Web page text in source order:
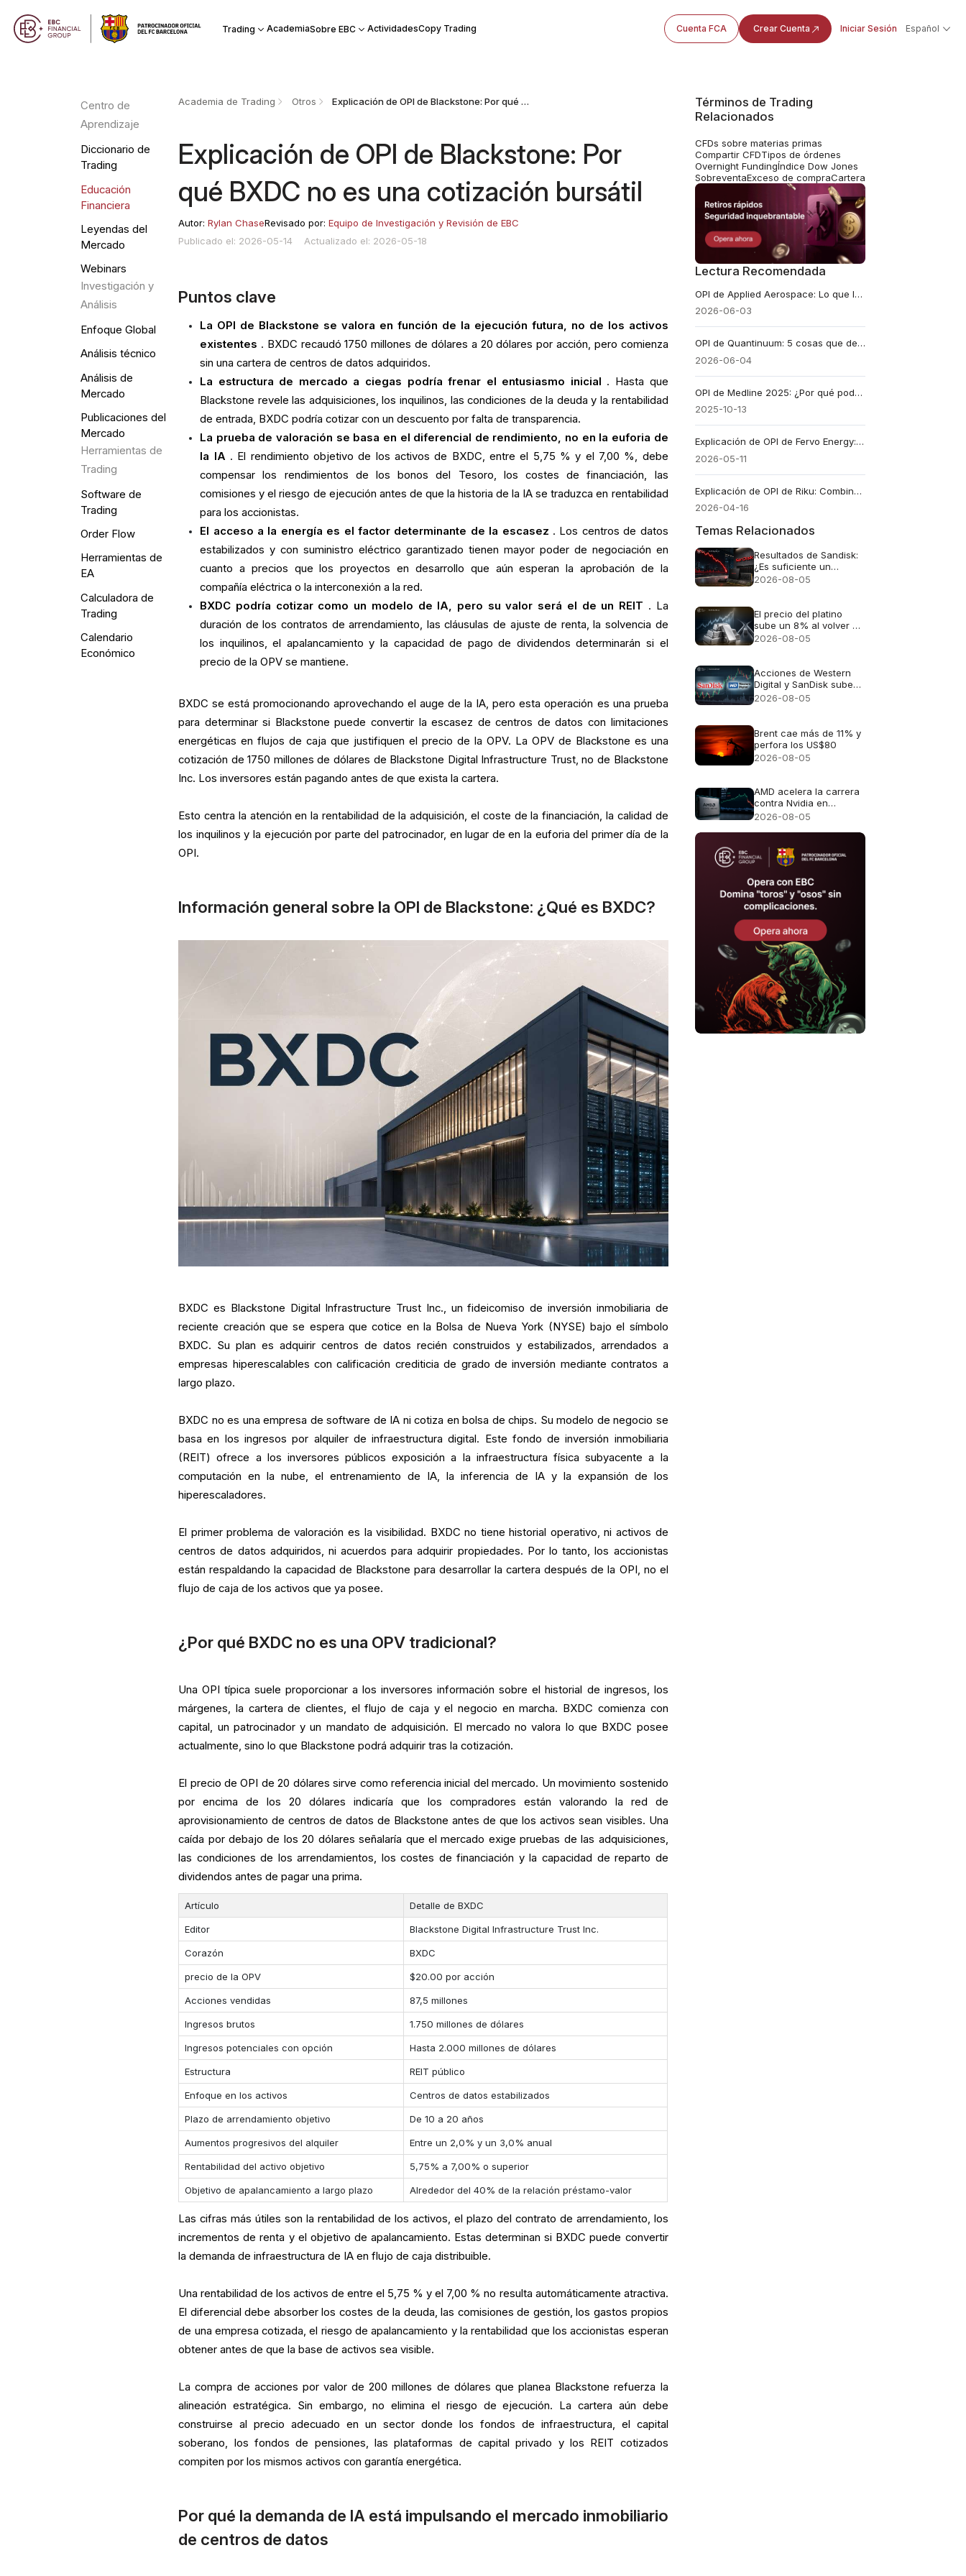
Trading AcademiaSobre EBC ActividadesCopy Trading Cuenta FCA Crear Cuenta Iniciar Sesión Español
Centro de
Aprendizaje
Diccionario de
Trading
Educación
Financiera
Leyendas del
Mercado
Webinars
Investigación y
Análisis
Enfoque Global
Análisis técnico
Análisis de
Mercado
Publicaciones del
Mercado
Herramientas de
Trading
Software de
Trading
Order Flow
Herramientas de
EA
Calculadora de
Trading
Calendario
Económico
Academia de Trading Otros Explicación de OPI de Blackstone: Por qué BXDC no es una cotización bursátil
Explicación de OPI de Blackstone: Por
qué BXDC no es una cotización bursátil
Autor:Rylan ChaseRevisado por:Equipo de Investigación y Revisión de EBC
Publicado el: 2026-05-14
Actualizado el: 2026-05-18
Puntos clave
La OPI de Blackstone se valora en función de la ejecución futura, no de los activos
existentes . BXDC recaudó 1750 millones de dólares a 20 dólares por acción, pero comienza
sin una cartera de centros de datos adquiridos.
La estructura de mercado a ciegas podría frenar el entusiasmo inicial . Hasta que
Blackstone revele las adquisiciones, los inquilinos, las condiciones de la deuda y la rentabilidad
de entrada, BXDC podría cotizar con un descuento por falta de transparencia.
La prueba de valoración se basa en el diferencial de rendimiento, no en la euforia de
la IA . El rendimiento objetivo de los activos de BXDC, entre el 5,75 % y el 7,00 %, debe
compensar los rendimientos de los bonos del Tesoro, los costes de financiación, las
comisiones y el riesgo de ejecución antes de que la historia de la IA se traduzca en rentabilidad
para los accionistas.
El acceso a la energía es el factor determinante de la escasez . Los centros de datos
estabilizados y con suministro eléctrico garantizado tienen mayor poder de negociación en
cuanto a precios que los proyectos en desarrollo que aún esperan la aprobación de la
compañía eléctrica o la interconexión a la red.
BXDC podría cotizar como un modelo de IA, pero su valor será el de un REIT . La
duración de los contratos de arrendamiento, las cláusulas de ajuste de renta, la solvencia de
los inquilinos, el apalancamiento y la capacidad de pago de dividendos determinarán si el
precio de la OPV se mantiene.
BXDC se está promocionando aprovechando el auge de la IA, pero esta operación es una prueba
para determinar si Blackstone puede convertir la escasez de centros de datos con limitaciones
energéticas en flujos de caja que justifiquen el precio de la OPV. La OPV de Blackstone es una
cotización de 1750 millones de dólares de Blackstone Digital Infrastructure Trust, no de Blackstone
Inc. Los inversores están pagando antes de que exista la cartera.
Esto centra la atención en la rentabilidad de la adquisición, el coste de la financiación, la calidad de
los inquilinos y la ejecución por parte del patrocinador, en lugar de en la euforia del primer día de la
OPI.
Información general sobre la OPI de Blackstone: ¿Qué es BXDC?
BXDC es Blackstone Digital Infrastructure Trust Inc., un fideicomiso de inversión inmobiliaria de
reciente creación que se espera que cotice en la Bolsa de Nueva York (NYSE) bajo el símbolo
BXDC. Su plan es adquirir centros de datos recién construidos y estabilizados, arrendados a
empresas hiperescalables con calificación crediticia de grado de inversión mediante contratos a
largo plazo.
BXDC no es una empresa de software de IA ni cotiza en bolsa de chips. Su modelo de negocio se
basa en los ingresos por alquiler de infraestructura digital. Este fondo de inversión inmobiliaria
(REIT) ofrece a los inversores públicos exposición a la infraestructura física subyacente a la
computación en la nube, el entrenamiento de IA, la inferencia de IA y la expansión de los
hiperescaladores.
El primer problema de valoración es la visibilidad. BXDC no tiene historial operativo, ni activos de
centros de datos adquiridos, ni acuerdos para adquirir propiedades. Por lo tanto, los accionistas
están respaldando la capacidad de Blackstone para desarrollar la cartera después de la OPI, no el
flujo de caja de los activos que ya posee.
¿Por qué BXDC no es una OPV tradicional?
Una OPI típica suele proporcionar a los inversores información sobre el historial de ingresos, los
márgenes, la cartera de clientes, el flujo de caja y el negocio en marcha. BXDC comienza con
capital, un patrocinador y un mandato de adquisición. El mercado no valora lo que BXDC posee
actualmente, sino lo que Blackstone podrá adquirir tras la cotización.
El precio de OPI de 20 dólares sirve como referencia inicial del mercado. Un movimiento sostenido
por encima de los 20 dólares indicaría que los compradores están valorando la red de
aprovisionamiento de centros de datos de Blackstone antes de que los activos sean visibles. Una
caída por debajo de los 20 dólares señalaría que el mercado exige pruebas de las adquisiciones,
las condiciones de los arrendamientos, los costes de financiación y la capacidad de reparto de
dividendos antes de pagar una prima.
Artículo Detalle de BXDC
Editor Blackstone Digital Infrastructure Trust Inc.
Corazón BXDC
precio de la OPV $20.00 por acción
Acciones vendidas 87,5 millones
Ingresos brutos 1.750 millones de dólares
Ingresos potenciales con opción Hasta 2.000 millones de dólares
Estructura REIT público
Enfoque en los activos Centros de datos estabilizados
Plazo de arrendamiento objetivo De 10 a 20 años
Aumentos progresivos del alquiler Entre un 2,0% y un 3,0% anual
Rentabilidad del activo objetivo 5,75% a 7,00% o superior
Objetivo de apalancamiento a largo plazo Alrededor del 40% de la relación préstamo-valor
Las cifras más útiles son la rentabilidad de los activos, el plazo del contrato de arrendamiento, los
incrementos de renta y el objetivo de apalancamiento. Estas determinan si BXDC puede convertir
la demanda de infraestructura de IA en flujo de caja distribuible.
Una rentabilidad de los activos de entre el 5,75 % y el 7,00 % no resulta automáticamente atractiva.
El diferencial debe absorber los costes de la deuda, las comisiones de gestión, los gastos propios
de una empresa cotizada, el riesgo de apalancamiento y la rentabilidad que los accionistas esperan
obtener antes de que la base de activos sea visible.
La compra de acciones por valor de 200 millones de dólares que planea Blackstone refuerza la
alineación estratégica. Sin embargo, no elimina el riesgo de ejecución. La cartera aún debe
construirse al precio adecuado en un sector donde los fondos de infraestructura, el capital
soberano, los fondos de pensiones, las plataformas de capital privado y los REIT cotizados
compiten por los mismos activos con garantía energética.
Por qué la demanda de IA está impulsando el mercado inmobiliario
de centros de datos
Términos de Trading
Relacionados
CFDs sobre materias primas
Compartir CFDTipos de órdenes
Overnight FundingÍndice Dow Jones
SobreventaExceso de compraCartera
Lectura Recomendada
OPI de Applied Aerospace: Lo que los inversores deben saber sobre AADX
2026-06-03
OPI de Quantinuum: 5 cosas que debes saber sobre el debut de acciones de QNT por $1.680M
2026-06-04
OPI de Medline 2025: ¿Por qué podría ser la mayor salida a bolsa del año?
2025-10-13
Explicación de OPI de Fervo Energy: Valoración de FRVO y tesis sobre el poder de IA
2026-05-11
Explicación de OPI de Riku: Combinación de negocios, mercados y riesgos
2026-04-16
Temas Relacionados
Resultados de Sandisk:
¿Es suficiente un
crecimiento de ingresos
2026-08-05
El precio del platino
sube un 8% al volver a
centrarse la atención
2026.
2026-08-05
Acciones de Western
Digital y SanDisk suben
antes de sus resultados
2026-08-05
Brent cae más de 11% y
perfora los US$80
2026-08-05
AMD acelera la carrera
contra Nvidia en
inteligencia artificial
2026-08-05